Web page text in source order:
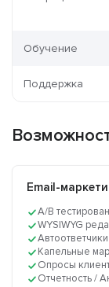
Обучение
Поддержка
Email-
A/B
WYSIWYG
Автоответчики
Капельные
Опросы
Отчетность /